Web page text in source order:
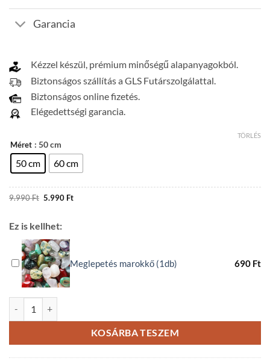
Garancia
Kézzel készül, prémium minőségű alapanyagokból.
Biztonságos szállítás a GLS Futárszolgálattal.
Biztonságos online fizetés.
Elégedettségi garancia.
Méret : 50 cm
50 cm 60 cm
TÖRLÉS
9.990Ft Original
price
5.990 FtCurrent
price
Ez is kellhet:
Meglepetés marokkő (1db) 690 Ft
KOSÁRBA TESZEM